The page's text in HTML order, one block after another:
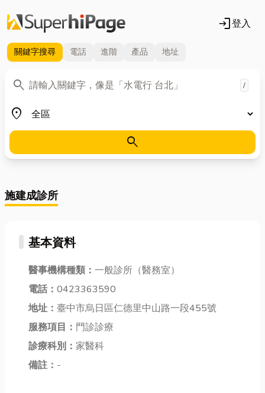
login登入
關鍵字搜尋 電話 進階 產品 地址
search
關鍵字 /
place
地區
search
施建成診所
基本資料
醫事機構種類： 一般診所（醫務室）
電話： 0423363590
地址： 臺中市烏日區仁德里中山路一段455號
服務項目： 門診診療
診療科別： 家醫科
備註： -